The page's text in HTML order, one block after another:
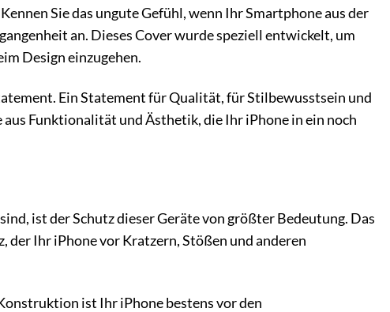
Sie das ungute Gefühl, wenn Ihr Smartphone aus der
an. Dieses Cover wurde speziell entwickelt, um
Design einzugehen.
Ein Statement für Qualität, für Stilbewusstsein und
Funktionalität und Ästhetik, die Ihr iPhone in ein noch
ist der Schutz dieser Geräte von größter Bedeutung. Das
der Ihr iPhone vor Kratzern, Stößen und anderen
ist Ihr iPhone bestens vor den